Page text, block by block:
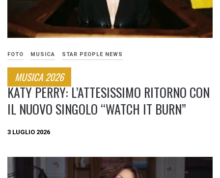
FOTO MUSICA STAR PEOPLE NEWS
MUSICA 2026
KATY PERRY: L’ATTESISSIMO RITORNO CON
IL NUOVO SINGOLO “WATCH IT BURN”
3 LUGLIO 2026